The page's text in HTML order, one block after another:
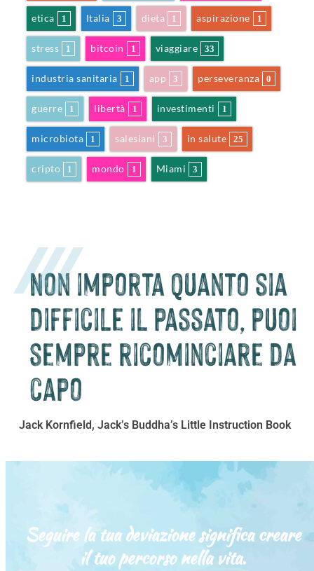
etica 1 Italia 3 dieta 1 aspirazione 1
stress 1 bitcoin 1 viaggiare 33
industria sanitaria 1 app 3 perseveranza 0
guerre 1 libertà 1 investimenti 1
microbiota 1 salesiani 3 in salute 25
cripto 1 mondo 1 Miami 3
Non importa quanto sia
difficile il passato, puoi
sempre ricominciare da
capo
Jack Kornfield, Jack’s Buddha’s Little Instruction Book
Seguire la tua deviazione significa creare
il tuo percorso nella vita.